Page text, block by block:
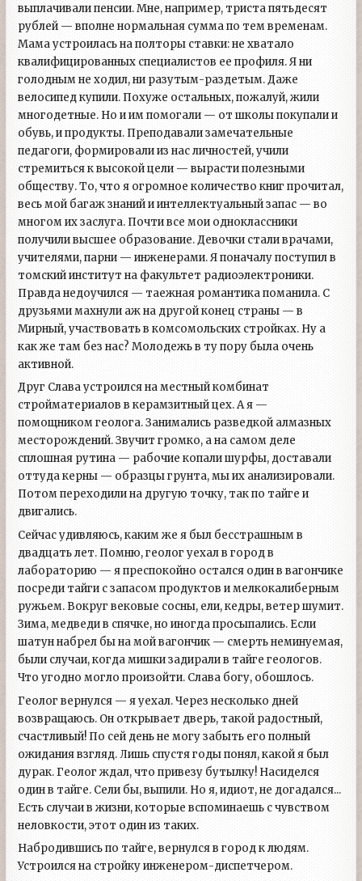
выплачивали пенсии. Мне, например, триста пятьдесят
рублей — вполне нормальная сумма по тем временам.
Мама устроилась на полторы ставки: не хватало
квалифицированных специалистов ее профиля. Я ни
голодным не ходил, ни разутым-раздетым. Даже
велосипед купили. Похуже остальных, пожалуй, жили
многодетные. Но и им помогали — от школы покупали и
обувь, и продукты. Преподавали замечательные
педагоги, формировали из нас личностей, учили
стремиться к высокой цели — вырасти полезными
обществу. То, что я огромное количество книг прочитал,
весь мой багаж знаний и интеллектуальный запас — во
многом их заслуга. Почти все мои одноклассники
получили высшее образование. Девочки стали врачами,
учителями, парни — инженерами. Я поначалу поступил в
томский институт на факультет радиоэлектроники.
Правда недоучился — таежная романтика поманила. С
друзьями махнули аж на другой конец страны — в
Мирный, участвовать в комсомольских стройках. Ну а
как же там без нас? Молодежь в ту пору была очень
активной.
Друг Слава устроился на местный комбинат
стройматериалов в керамзитный цех. А я —
помощником геолога. Занимались разведкой алмазных
месторождений. Звучит громко, а на самом деле
сплошная рутина — рабочие копали шурфы, доставали
оттуда керны — образцы грунта, мы их анализировали.
Потом переходили на другую точку, так по тайге и
двигались.
Сейчас удивляюсь, каким же я был бесстрашным в
двадцать лет. Помню, геолог уехал в город в
лабораторию — я преспокойно остался один в вагончике
посреди тайги с запасом продуктов и мелкокалиберным
ружьем. Вокруг вековые сосны, ели, кедры, ветер шумит.
Зима, медведи в спячке, но иногда просыпались. Если
шатун набрел бы на мой вагончик — смерть неминуемая,
были случаи, когда мишки задирали в тайге геологов.
Что угодно могло произойти. Слава богу, обошлось.
Геолог вернулся — я уехал. Через несколько дней
возвращаюсь. Он открывает дверь, такой радостный,
счастливый! По сей день не могу забыть его полный
ожидания взгляд. Лишь спустя годы понял, какой я был
дурак. Геолог ждал, что привезу бутылку! Насиделся
один в тайге. Сели бы, выпили. Но я, идиот, не догадался...
Есть случаи в жизни, которые вспоминаешь с чувством
неловкости, этот один из таких.
Набродившись по тайге, вернулся в город к людям.
Устроился на стройку инженером-диспетчером.